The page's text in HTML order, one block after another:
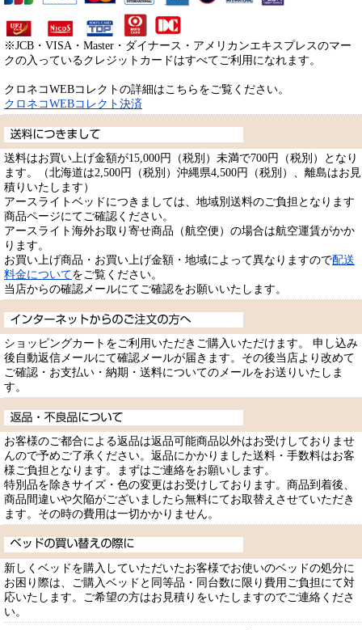
※JCB・VISA・Master・ダイナース・アメリカンエキスプレスのマー
クの入っているクレジットカードはすべてご利用になれます。
クロネコWEBコレクトの詳細はこちらをご覧ください。
クロネコWEBコレクト決済
送料はお買い上げ金額が15,000円（税別）未満で700円（税別）となり
ます。（北海道は2,500円（税別）沖縄県4,500円（税別）、離島はお見
積りいたします）
アースライトベッドにつきましては、地域別送料のご負担となります
商品ページにてご確認ください。
アースライト海外お取り寄せ商品（航空便）の場合は航空運賃がかか
ります。
お買い上げ商品・お買い上げ金額・地域によって異なりますので配送
料金についてをご覧ください。
当店からの確認メールにてご確認をお願いいたします。
ショッピングカートをご利用いただきご購入いただけます。 申し込み
後自動返信メールにて確認メールが届きます。その後当店より改めて
ご確認・お支払い・納期・送料についてのメールをお送りいたしま
す。
お客様のご都合による返品は返品可能商品以外はお受けしておりませ
んので予めご了承ください。返品にかかりました送料・手数料はお客
様ご負担となります。まずはご連絡をお願いします。
特別品を除きサイズ・色の変更はお受けしております。商品到着後、
商品間違いや欠陥がございましたら無料にてお取替えさせていただき
ます。その時の費用は一切かかりません。
新しくベッドを購入していただいたお客様でお使いのベッドの処分に
お困り際は、ご購入ベッドと同等品・同台数に限り費用ご負担にて対
応いたします。ご希望の方はお見積りをいたしますのでご連絡くださ
い。